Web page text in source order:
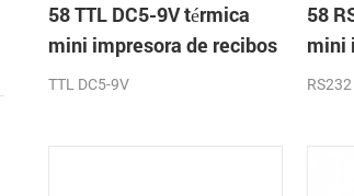
58 TTL DC5-9V térmica
mini impresora de recibos
TTL DC5-9V
58
mini